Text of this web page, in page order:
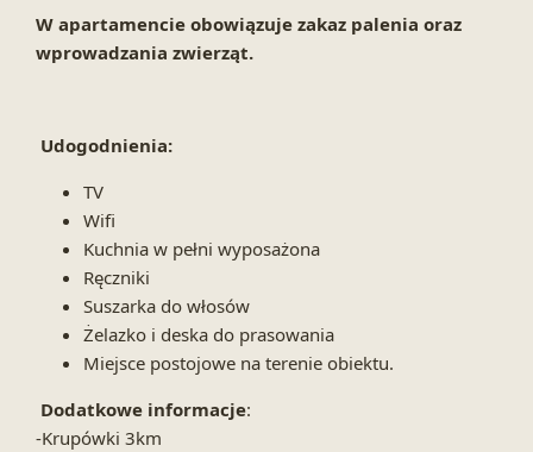
W apartamencie obowiązuje zakaz palenia oraz
wprowadzania zwierząt.
Udogodnienia:
TV
Wifi
Kuchnia w pełni wyposażona
Ręczniki
Suszarka do włosów
Żelazko i deska do prasowania
Miejsce postojowe na terenie obiektu.
Dodatkowe informacje:
-Krupówki 3km